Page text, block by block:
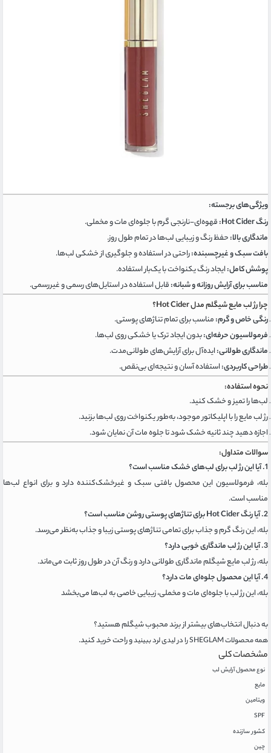
ویژگی‌های برجسته:
رنگ Hot Cider:
قهوه‌ای-نارنجی گرم با جلوه‌ای مات و مخملی.
ماندگاری بالا:حفظ رنگ و زیبایی لب‌ها در تمام طول روز.
بافت سبک و غیرچسبنده:راحتی در استفاده و جلوگیری از خشکی لب‌ها.
پوشش کامل:ایجاد رنگ یکنواخت با یک‌بار استفاده.
مناسب برای آرایش روزانه و شبانه:قابل استفاده در استایل‌های رسمی و غیررسمی.
چرا رژ لب مایع شیگلم مدل Hot Cider؟
رنگی خاص و گرم:مناسب برای تمام تناژهای پوستی.
فرمولاسیون حرفه‌ای:بدون ایجاد ترک یا خشکی روی لب‌ها.
ماندگاری طولانی:ایده‌آل برای آرایش‌های طولانی‌مدت.
طراحی کاربردی:استفاده آسان و نتیجه‌ای بی‌نقص.
نحوه استفاده:
لب‌ها را تمیز و خشک کنید.
رژ لب مایع را با اپلیکاتور موجود، به‌طور یکنواخت روی لب‌ها بزنید.
اجازه دهید چند ثانیه خشک شود تا جلوه مات آن نمایان شود.
سوالات متداول:
1. آیا این رژ لب برای لب‌های خشک مناسب است؟
بله، فرمولاسیون این محصول بافتی سبک و غیرخشک‌کننده دارد و برای انواع لب‌ها
مناسب است.
2. آیا رنگ Hot Cider برای تناژهای پوستی روشن مناسب است؟
بله، این رنگ گرم و جذاب برای تمامی تناژهای پوستی زیبا و جذاب به‌نظر می‌رسد.
3. آیا این رژ لب ماندگاری خوبی دارد؟
بله، رژ لب مایع شیگلم ماندگاری طولانی دارد و رنگ آن در طول روز ثابت می‌ماند.
4. آیا این محصول جلوه‌ای مات دارد؟
بله، این رژ لب با جلوه‌ای مات و مخملی، زیبایی خاصی به لب‌ها می‌بخشد
به دنبال انتخاب‌های بیشتر از برند محبوب شیگلم هستید؟
همه محصولات SHEGLAM را در لیدی لرد ببینید و راحت خرید کنید.
مشخصات کلی
نوع محصول آرایش لب
مایع
ویتامین
SPF
کشور سازنده
چین